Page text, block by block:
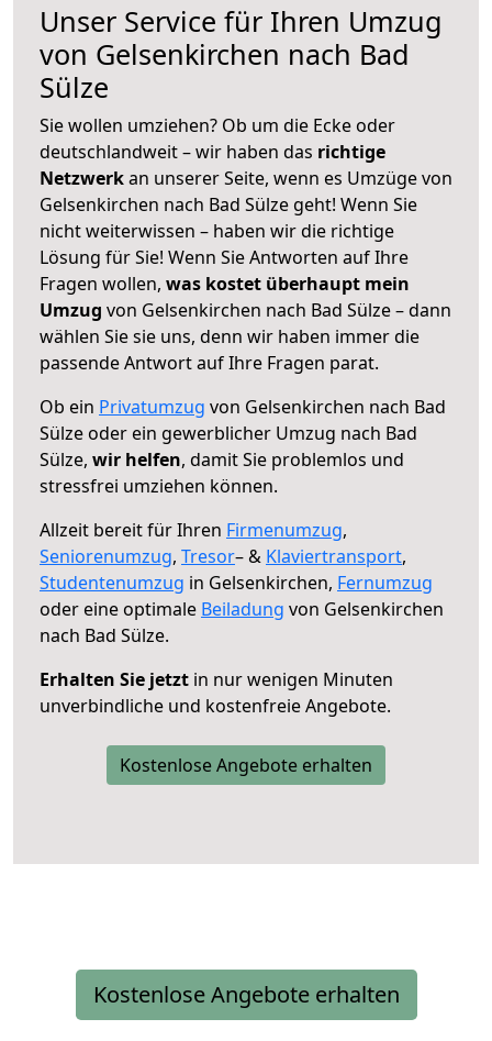
Unser Service für Ihren Umzug
von Gelsenkirchen nach Bad
Sülze
Sie wollen umziehen? Ob um die Ecke oder
deutschlandweit – wir haben das richtige
Netzwerkan unserer Seite, wenn es Umzüge von
Gelsenkirchen nach Bad Sülze geht! Wenn Sie
nicht weiterwissen – haben wir die richtige
Lösung für Sie! Wenn Sie Antworten auf Ihre
Fragen wollen, was kostet überhaupt mein
Umzug von Gelsenkirchen nach Bad Sülze – dann
wählen Sie sie uns, denn wir haben immer die
passende Antwort auf Ihre Fragen parat.
Ob ein Privatumzug von Gelsenkirchen nach Bad
Sülze oder ein gewerblicher Umzug nach Bad
Sülze, wir helfen, damit Sie problemlos und
stressfrei umziehen können.
Allzeit bereit für Ihren Firmenumzug,
Seniorenumzug, Tresor– & Klaviertransport,
Studentenumzug in Gelsenkirchen, Fernumzug
oder eine optimale Beiladung von Gelsenkirchen
nach Bad Sülze.
Erhalten Sie jetzt in nur wenigen Minuten
unverbindliche und kostenfreie Angebote.
Kostenlose Angebote erhalten
Kostenlose Angebote erhalten